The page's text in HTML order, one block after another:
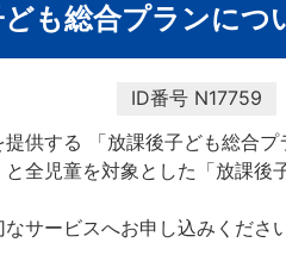
も総合プランにつ
ID番号 N17759
供する 「放課後子ども総合
全児童を対象とした「放課後
サービスへお申し込みください